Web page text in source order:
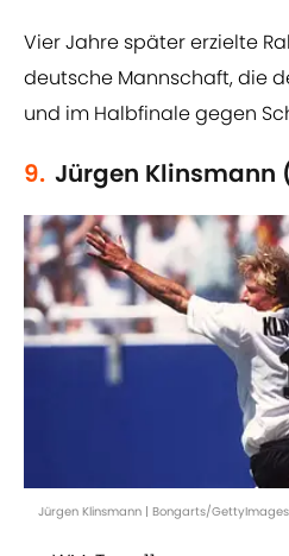
Vier Jahre später erzielte
deutsche Mannschaft, die
und im Halbfinale gegen
9. Jürgen Klinsmann
Jürgen Klinsmann | Bongarts/GettyImages